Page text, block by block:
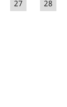
27
28